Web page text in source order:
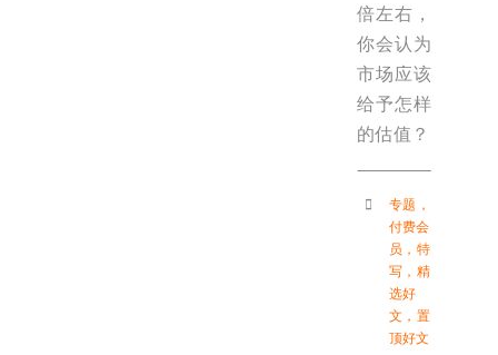
倍左右，
你会认为
市场应该
给予怎样
的估值？
专题 ，
付费会
员 ， 特
写 ， 精
选好
文 ， 置
顶好文